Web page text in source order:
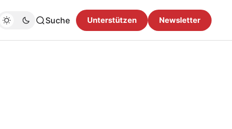
Suche Unterstützen Newsletter